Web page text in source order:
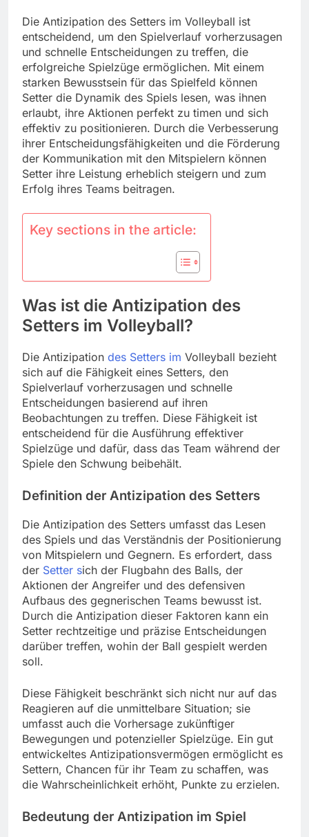
Die Antizipation des Setters im Volleyball ist
entscheidend, um den Spielverlauf vorherzusagen
und schnelle Entscheidungen zu treffen, die
erfolgreiche Spielzüge ermöglichen. Mit einem
starken Bewusstsein für das Spielfeld können
Setter die Dynamik des Spiels lesen, was ihnen
erlaubt, ihre Aktionen perfekt zu timen und sich
effektiv zu positionieren. Durch die Verbesserung
ihrer Entscheidungsfähigkeiten und die Förderung
der Kommunikation mit den Mitspielern können
Setter ihre Leistung erheblich steigern und zum
Erfolg ihres Teams beitragen.
Key sections in the article:
Was ist die Antizipation des
Setters im Volleyball?
Die Antizipation des Setters im Volleyball bezieht
sich auf die Fähigkeit eines Setters, den
Spielverlauf vorherzusagen und schnelle
Entscheidungen basierend auf ihren
Beobachtungen zu treffen. Diese Fähigkeit ist
entscheidend für die Ausführung effektiver
Spielzüge und dafür, dass das Team während der
Spiele den Schwung beibehält.
Definition der Antizipation des Setters
Die Antizipation des Setters umfasst das Lesen
des Spiels und das Verständnis der Positionierung
von Mitspielern und Gegnern. Es erfordert, dass
der Setter sich der Flugbahn des Balls, der
Aktionen der Angreifer und des defensiven
Aufbaus des gegnerischen Teams bewusst ist.
Durch die Antizipation dieser Faktoren kann ein
Setter rechtzeitige und präzise Entscheidungen
darüber treffen, wohin der Ball gespielt werden
soll.
Diese Fähigkeit beschränkt sich nicht nur auf das
Reagieren auf die unmittelbare Situation; sie
umfasst auch die Vorhersage zukünftiger
Bewegungen und potenzieller Spielzüge. Ein gut
entwickeltes Antizipationsvermögen ermöglicht es
Settern, Chancen für ihr Team zu schaffen, was
die Wahrscheinlichkeit erhöht, Punkte zu erzielen.
Bedeutung der Antizipation im Spiel